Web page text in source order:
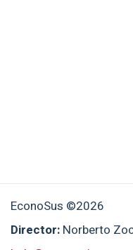
EconoSus ©2026
Director: Norberto